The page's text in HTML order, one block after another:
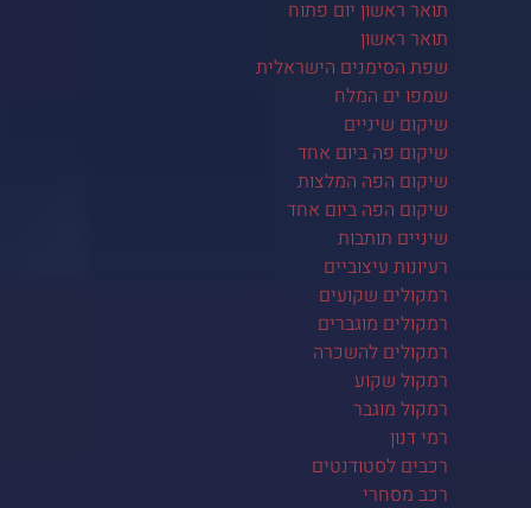
תואר ראשון יום פתוח
תואר ראשון
שפת הסימנים הישראלית
שמפו ים המלח
שיקום שיניים
שיקום פה ביום אחד
שיקום הפה המלצות
שיקום הפה ביום אחד
שיניים תותבות
רעיונות עיצוביים
רמקולים שקועים
רמקולים מוגברים
רמקולים להשכרה
רמקול שקוע
רמקול מוגבר
רמי דנון
רכבים לסטודנטים
רכב מסחרי